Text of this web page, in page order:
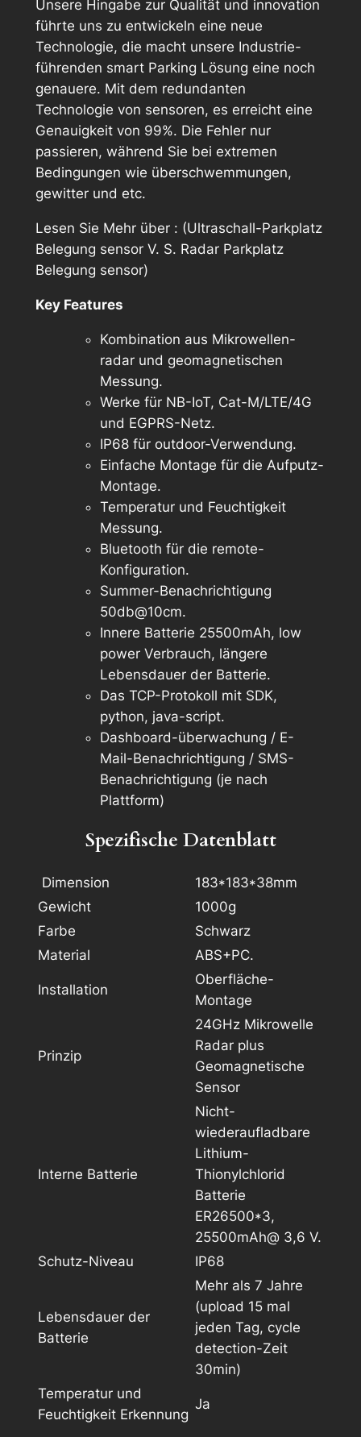
Unsere Hingabe zur Qualität und innovation
führte uns zu entwickeln eine neue
Technologie, die macht unsere Industrie-
führenden smart Parking Lösung eine noch
genauere. Mit dem redundanten
Technologie von sensoren, es erreicht eine
Genauigkeit von 99%. Die Fehler nur
passieren, während Sie bei extremen
Bedingungen wie überschwemmungen,
gewitter und etc.
Lesen Sie Mehr über : (Ultraschall-Parkplatz
Belegung sensor V. S. Radar Parkplatz
Belegung sensor)
Key Features
Kombination aus Mikrowellen-
radar und geomagnetischen
Messung.
Werke für NB-IoT, Cat-M/LTE/4G
und EGPRS-Netz.
IP68 für outdoor-Verwendung.
Einfache Montage für die Aufputz-
Montage.
Temperatur und Feuchtigkeit
Messung.
Bluetooth für die remote-
Konfiguration.
Summer-Benachrichtigung
50db@10cm.
Innere Batterie 25500mAh, low
power Verbrauch, längere
Lebensdauer der Batterie.
Das TCP-Protokoll mit SDK,
python, java-script.
Dashboard-überwachung / E-
Mail-Benachrichtigung / SMS-
Benachrichtigung (je nach
Plattform)
Spezifische Datenblatt
Dimension
183*183*38mm
Gewicht
1000g
Farbe
Schwarz
Material
ABS+PC.
Installation
Oberfläche-
Montage
Prinzip
24GHz Mikrowelle
Radar plus
Geomagnetische
Sensor
Interne Batterie
Nicht-
wiederaufladbare
Lithium-
Thionylchlorid
Batterie
ER26500*3,
25500mAh@ 3,6 V.
Schutz-Niveau
IP68
Lebensdauer der
Batterie
Mehr als 7 Jahre
(upload 15 mal
jeden Tag, cycle
detection-Zeit
30min)
Temperatur und
Feuchtigkeit Erkennung
Ja